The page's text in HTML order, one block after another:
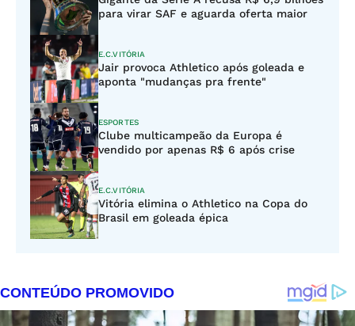
para virar SAF e aguarda oferta maior
E.C.VITÓRIA
Jair provoca Athletico após goleada e
aponta "mudanças pra frente"
ESPORTES
Clube multicampeão da Europa é
vendido por apenas R$ 6 após crise
E.C.VITÓRIA
Vitória elimina o Athletico na Copa do
Brasil em goleada épica